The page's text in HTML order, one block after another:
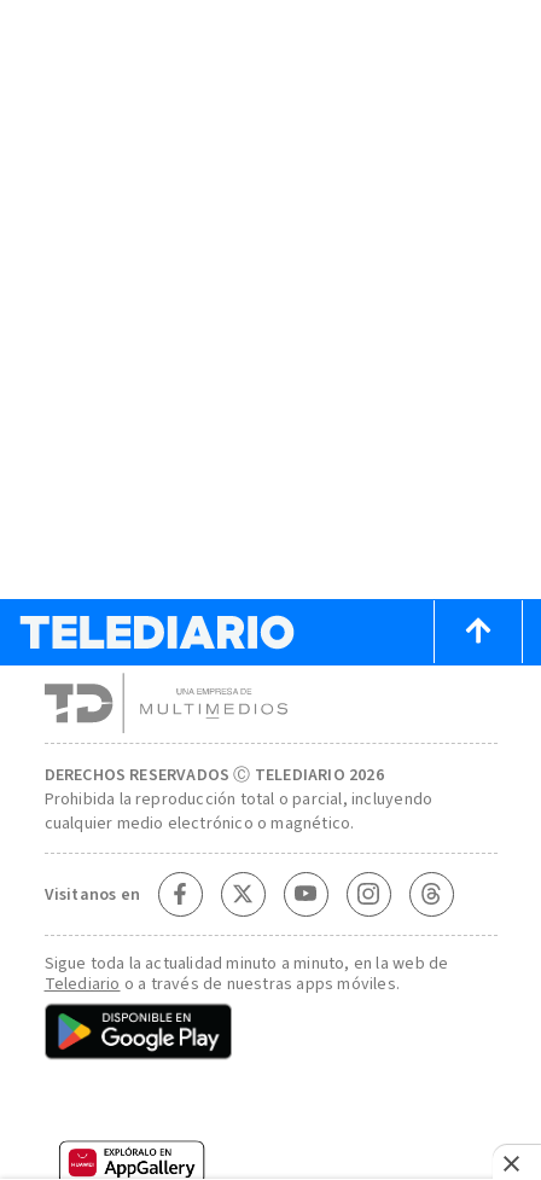
DERECHOS RESERVADOS Ⓒ TELEDIARIO 2026
Prohibida la reproducción total o parcial, incluyendo
cualquier medio electrónico o magnético.
Visitanos en
Sigue toda la actualidad minuto a minuto, en la web de
Telediario o a través de nuestras apps móviles.